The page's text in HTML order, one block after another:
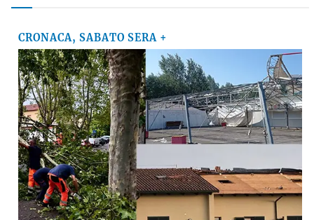
CRONACA, SABATO SERA +